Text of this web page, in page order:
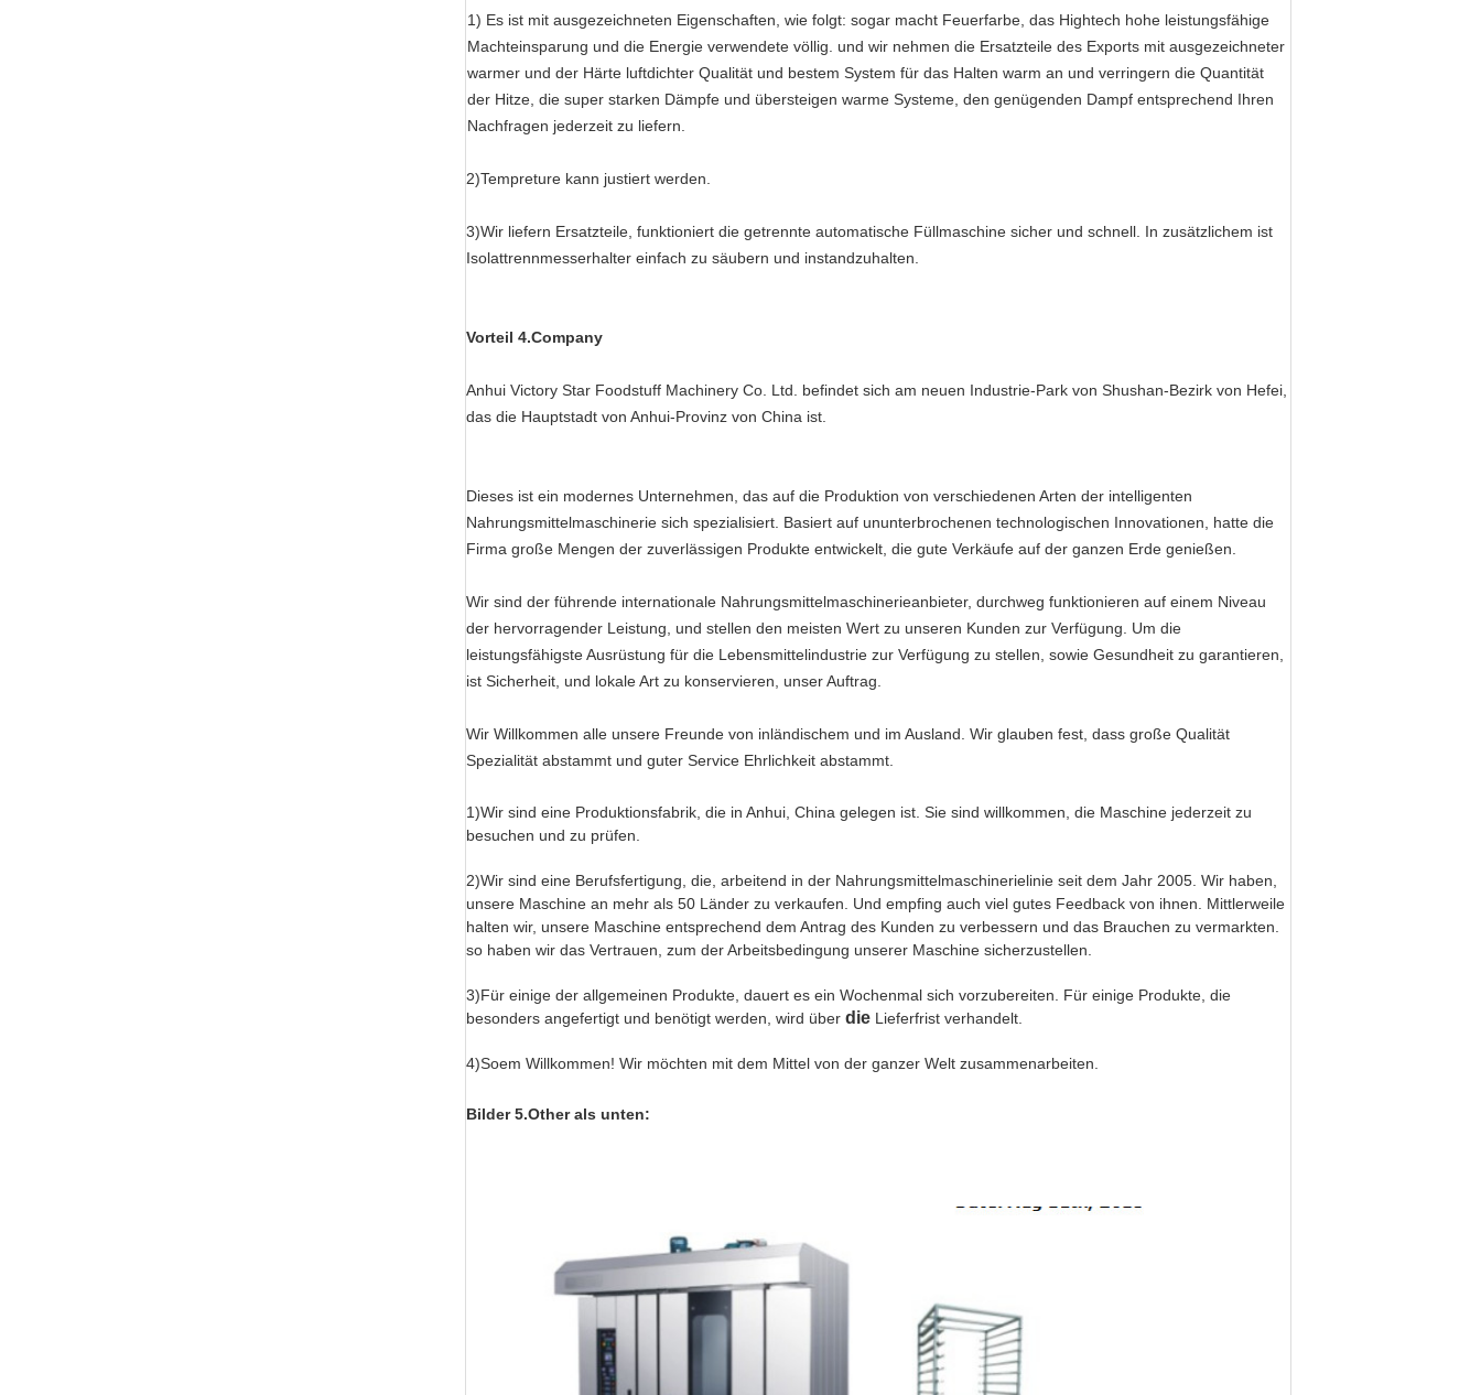
1) Es ist mit ausgezeichneten Eigenschaften, wie folgt: sogar macht Feuerfarbe, das Hightech hohe leistungsfähige
Machteinsparung und die Energie verwendete völlig. und wir nehmen die Ersatzteile des Exports mit ausgezeichneter
warmer und der Härte luftdichter Qualität und bestem System für das Halten warm an und verringern die Quantität
der Hitze, die super starken Dämpfe und übersteigen warme Systeme, den genügenden Dampf entsprechend Ihren
Nachfragen jederzeit zu liefern.
2)Tempreture kann justiert werden.
3)Wir liefern Ersatzteile, funktioniert die getrennte automatische Füllmaschine sicher und schnell. In zusätzlichem ist
Isolattrennmesserhalter einfach zu säubern und instandzuhalten.
Vorteil 4.Company
Anhui Victory Star Foodstuff Machinery Co. Ltd. befindet sich am neuen Industrie-Park von Shushan-Bezirk von Hefei,
das die Hauptstadt von Anhui-Provinz von China ist.
Dieses ist ein modernes Unternehmen, das auf die Produktion von verschiedenen Arten der intelligenten
Nahrungsmittelmaschinerie sich spezialisiert. Basiert auf ununterbrochenen technologischen Innovationen, hatte die
Firma große Mengen der zuverlässigen Produkte entwickelt, die gute Verkäufe auf der ganzen Erde genießen.
Wir sind der führende internationale Nahrungsmittelmaschinerieanbieter, durchweg funktionieren auf einem Niveau
der hervorragender Leistung, und stellen den meisten Wert zu unseren Kunden zur Verfügung. Um die
leistungsfähigste Ausrüstung für die Lebensmittelindustrie zur Verfügung zu stellen, sowie Gesundheit zu garantieren,
ist Sicherheit, und lokale Art zu konservieren, unser Auftrag.
Wir Willkommen alle unsere Freunde von inländischem und im Ausland. Wir glauben fest, dass große Qualität
Spezialität abstammt und guter Service Ehrlichkeit abstammt.
1)Wir sind eine Produktionsfabrik, die in Anhui, China gelegen ist. Sie sind willkommen, die Maschine jederzeit zu
besuchen und zu prüfen.
2)Wir sind eine Berufsfertigung, die, arbeitend in der Nahrungsmittelmaschinerielinie seit dem Jahr 2005. Wir haben,
unsere Maschine an mehr als 50 Länder zu verkaufen. Und empfing auch viel gutes Feedback von ihnen. Mittlerweile
halten wir, unsere Maschine entsprechend dem Antrag des Kunden zu verbessern und das Brauchen zu vermarkten.
so haben wir das Vertrauen, zum der Arbeitsbedingung unserer Maschine sicherzustellen.
3)Für einige der allgemeinen Produkte, dauert es ein Wochenmal sich vorzubereiten. Für einige Produkte, die
besonders angefertigt und benötigt werden, wird über die Lieferfrist verhandelt.
4)Soem Willkommen! Wir möchten mit dem Mittel von der ganzer Welt zusammenarbeiten.
Bilder 5.Other als unten: